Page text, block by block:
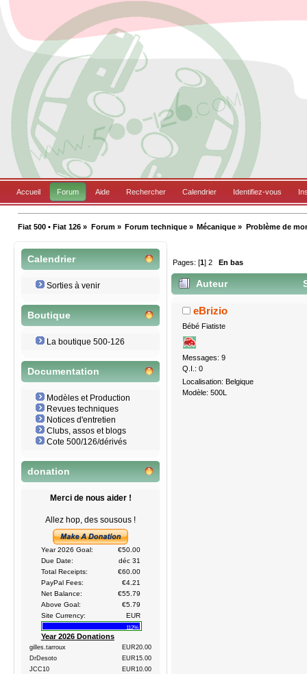
Accueil Forum Aide Rechercher Calendrier Identifiez-vous
Fiat 500 • Fiat 126 » Forum» Forum technique» Mécanique » Problème de
Calendrier
Sorties à venir
Boutique
La boutique 500-126
Documentation
Modèles et Production
Revues techniques
Notices d'entretien
Clubs, assos et blogs
Cote 500/126/dérivés
donation
Merci de nous aider !
Allez hop, des sousous !
Year 2026 Goal:
€50.00
Due Date:
déc 31
Total Receipts:
€60.00
PayPal Fees:
€4.21
Net Balance:
€55.79
Above Goal:
€5.79
Site Currency:
EUR
112%
Year 2026 Donations
gilles.tarroux
EUR20.00
DrDesoto
EUR15.00
JCC10
EUR10.00
Pages: [1]2 En bas
Auteur
eBrizio
Bébé Fiatiste
Messages: 9
Q.I.: 0
Localisation: Belgique
Modèle: 500L